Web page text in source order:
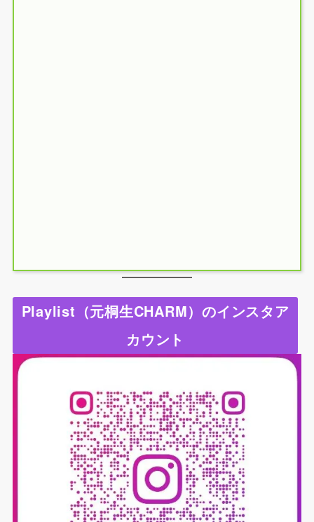
Playlist（元桐生CHARM）のインスタア
カウント